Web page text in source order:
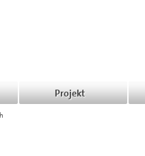
Projekt